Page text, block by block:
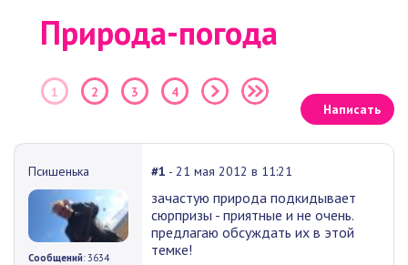
Природа-погода
Написать
1 2 3 4
Псишенька
Сообщений: 3634
#1 - 21 мая 2012 в 11:21
зачастую природа подкидывает
сюрпризы - приятные и не очень.
предлагаю обсуждать их в этой
темке!